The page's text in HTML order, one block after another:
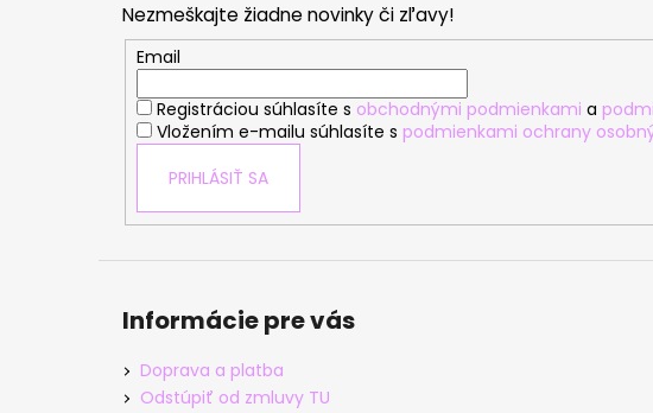
Nezmeškajte žiadne novinky či zľavy!
Email
Registráciou súhlasíte s obchodnými podmienkami a
Vložením e-mailu súhlasíte s podmienkami ochrany
PRIHLÁSIŤ SA
Informácie pre vás
Doprava a platba
Odstúpiť od zmluvy TU